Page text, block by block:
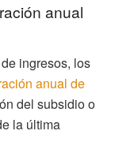
anual
ingresos, los
anual de
del subsidio o
la última